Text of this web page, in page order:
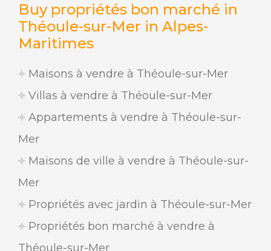
Buy propriétés bon marché in
Théoule-sur-Mer in Alpes-
Maritimes
Maisons à vendre à Théoule-sur-Mer
Villas à vendre à Théoule-sur-Mer
Appartements à vendre à Théoule-sur-
Mer
Maisons de ville à vendre à Théoule-sur-
Mer
Propriétés avec jardin à Théoule-sur-Mer
Propriétés bon marché à vendre à
Théoule-sur-Mer